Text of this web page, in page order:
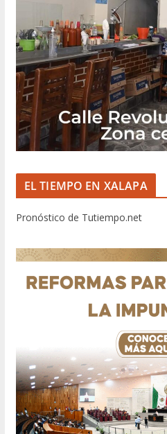
EL TIEMPO EN XALAPA
Pronóstico de Tutiempo.net